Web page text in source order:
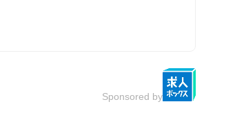
Sponsored by